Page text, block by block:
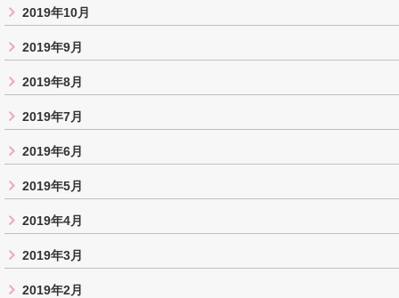
2019年10月
2019年9月
2019年8月
2019年7月
2019年6月
2019年5月
2019年4月
2019年3月
2019年2月